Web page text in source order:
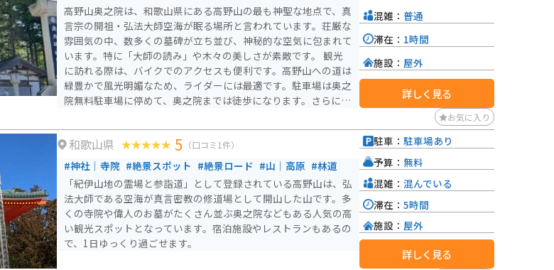
高野山奥之院は、和歌山県にある高野山の最も神聖な地点で、真
言宗の開祖・弘法大師空海が眠る場所と言われています。荘厳な
雰囲気の中、数多くの墓碑が立ち並び、神秘的な空気に包まれて
います。特に「大師の読み」や木々の美しさが素敵です。 観光
に訪れる際は、バイクでのアクセスも便利です。高野山への道は
緑豊かで風光明媚なため、ライダーには最適です。駐車場は奥之
院無料駐車場に停めて、奥之院までは徒歩になります。さらに、
を心掛けましょう。
混雑： 普通
滞在： 1時間
施設： 屋外
詳しく見る
お気に入り
和歌山県 5 （口コミ1件）
#神社｜寺院 #絶景スポット #絶景ロード #山｜高原 #林道
「紀伊山地の霊場と参詣道」として登録されている高野山は、弘
法大師である空海が真言密教の修道場として開山した山です。多
くの寺院や偉人のお墓がたくさん並ぶ奥之院などもある人気の高
い観光スポットとなっています。宿泊施設やレストランもあるの
で、1日ゆっくり過ごせます。
駐車： 駐車場あり
予算： 無料
混雑： 混んでいる
滞在： 5時間
施設： 屋外
詳しく見る